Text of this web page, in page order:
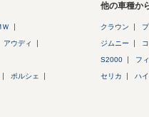
Ｗ
アウディ
ポルシェ
他の車種か
クラウン
ジムニー
S2000 フ
セリカ ハ